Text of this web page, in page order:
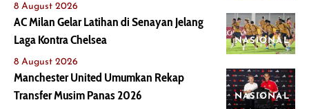
8 August 2026
NASIONAL
AC Milan Gelar Latihan di Senayan Jelang
Laga Kontra Chelsea
8 August 2026
NASIONAL
Manchester United Umumkan Rekap
Transfer Musim Panas 2026